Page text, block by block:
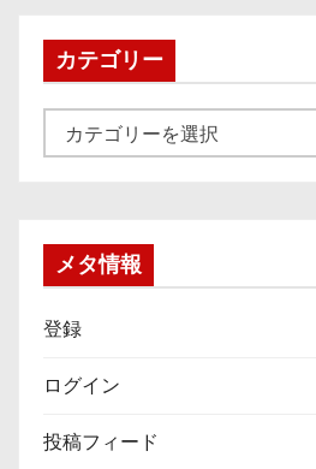
ブカテゴリー
テ
メタ情報
登録
ログイン
投稿フィード